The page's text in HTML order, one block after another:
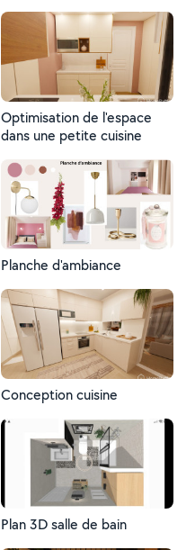
Optimisation de l'espace
dans une petite cuisine
Planche d'ambiance
Conception cuisine
Plan 3D salle de bain